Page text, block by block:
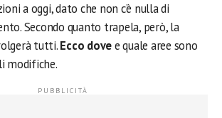
a oggi, dato che non c’è nulla di
Secondo quanto trapela, però, la
tutti.Ecco dovee quale aree sono
modifiche.